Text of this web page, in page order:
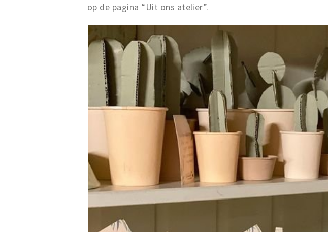
op de pagina “Uit ons atelier”.